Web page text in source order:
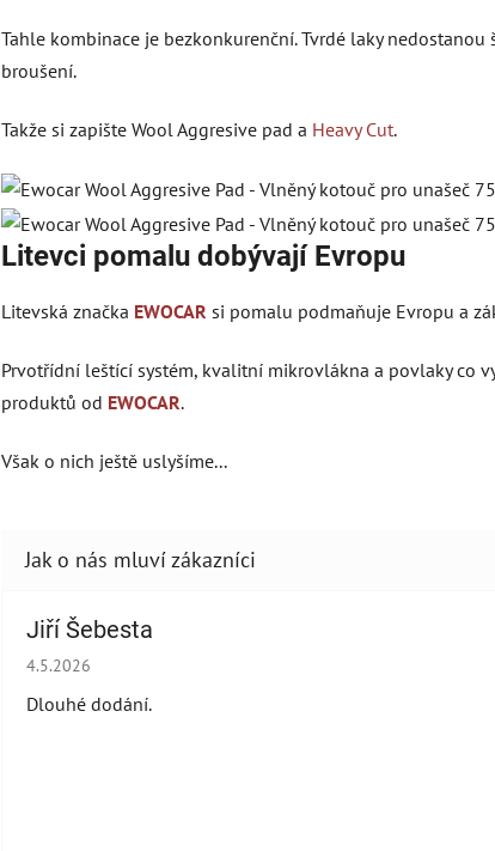
Tahle kombinace je bezkonkurenční. Tvrdé laky
broušení.
Takže si zapište Wool Aggresive pad a Heavy Cut.
Litevci pomalu dobývají Evropu
Litevská značka EWOCAR si pomalu podmaňuje Evropu a
Prvotřídní leštící systém, kvalitní mikrovlákna a povlaky co
produktů od EWOCAR.
Však o nich ještě uslyšíme...
Jiří Šebesta
Hodnocení obchodu je 2 z 5 hvězdiček.
4.5.2026
Dlouhé dodání.